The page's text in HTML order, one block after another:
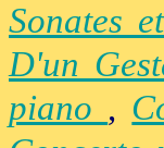
Sonates
D'un
piano ,